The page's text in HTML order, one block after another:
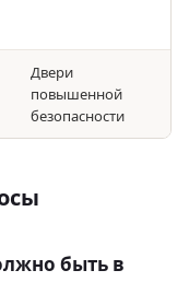
Двери
повышенной
безопасности
быть в